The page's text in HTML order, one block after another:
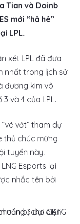
Tian và Doinb
mới “hả hê”
LPL.
xét LPL đã đưa
nhất trong lịch sử
đương kim vô
và 4 của LPL.
vớt” tham dự
thủ chúc mừng
tuyển này.
Esports lại
nhắc tên bởi